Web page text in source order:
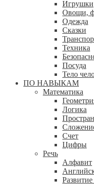
Игрушки
Овощи,
Одежда
Сказки
Техника
Посуда
Тело
ПО НАВЫКАМ
Математика
Логика
Счет
Цифры
Речь
Алфавит